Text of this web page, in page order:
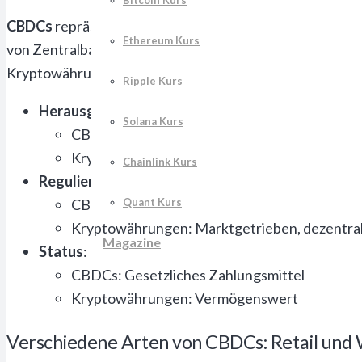
Ethereum Kurs
Ripple Kurs
Solana Kurs
Chainlink Kurs
Quant Kurs
Magazine
CBDCs repräsentieren digitales Zentralbankgeld,
von Zentralbanken herausgegeben und reguliert, was
Kryptowährungen in der Regel nicht von einer
Herausgeber
CBDCs: Zentralbank
Kryptowährungen: Diverse Netzwerke und
Regulierung
CBDCs: Staatlich reguliert
Kryptowährungen: Marktgetrieben, dezentral
Status:
CBDCs: Gesetzliches Zahlungsmittel
Kryptowährungen: Vermögenswert
Verschiedene Arten von CBDCs: Retail und